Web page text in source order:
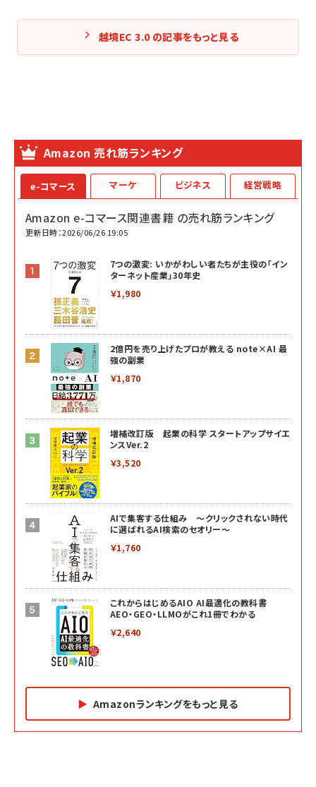
越境EC 3.0 の記事をもっと見る
Amazon 売れ筋ランキング
e-コマース
Amazon e-コマース関連書籍 の売れ筋ランキング
更新日時：2026/06/26 19:05
7つの激変: いかがわしい者たちが主役の「イン
ターネット産業」30年史
￥1,980
2億円を売り上げたプロが教える note×AI 最
強の副業
￥1,870
増補改訂版 起業の科学 スタートアップサイエ
ンスVer.2
￥3,520
AIで集客する仕組み ～クリックされない時代
に選ばれるAI検索のセオリー～
￥1,760
これからはじめるAIO AI最適化の教科書
AEO・GEO・LLMOがこれ1冊でわかる
￥2,640
Amazonランキングをもっと見る
マーケ ビジネス 経営戦略